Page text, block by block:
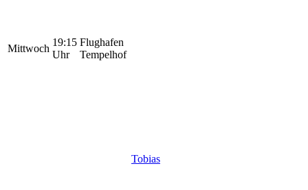
Mittwoch
19:15
Uhr
Flughafen
Tempelhof
Tobias